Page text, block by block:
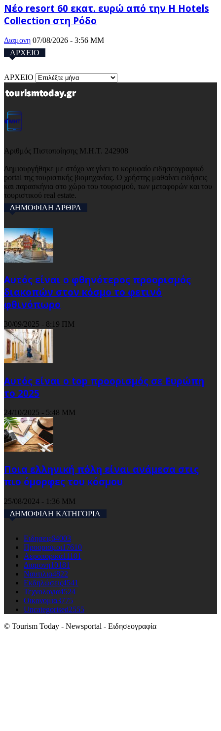
Νέο resort 60 εκατ. ευρώ από την H Hotels
Collection στη Ρόδο
Διαμονη 07/08/2026 - 3:56 ΜΜ
ΑΡΧΕΙΟ
ΑΡΧΕΙΟ
Αριθμός Πιστοποίησης Μ.Η.Τ. 242908
Δημιουργήθηκε με στόχο να γίνει το κορυφαίο ειδησεογραφικό
portal της τουριστικής βιομηχανίας. Ο χρήστης μαθαίνει ειδήσεις
και παρασκήνια στο χώρο του τουρισμού, των μεταφορών και του
τουριστικού real estate.
ΔΗΜΟΦΙΛΗ ΑΡΘΡΑ
Αυτός είναι ο φθηνότερος προορισμός
διακοπών στον κόσμο το φετινό
φθινόπωρο
30/09/2025 - 8:19 ΠΜ
Αυτός είναι ο top προορισμός σε Ευρώπη
το 2025
24/10/2025 - 5:48 ΜΜ
Ποια ελληνική πόλη είναι ανάμεσα στις
πιο όμορφες του κόσμου
25/08/2024 - 1:36 ΜΜ
ΔΗΜΟΦΙΛΗ ΚΑΤΗΓΟΡΙΑ
Ειδησεις64003
Προορισμοι17610
Αεροπορικά11101
Διαμονη10181
Ναυτιλια4822
Εκδηλώσεις4541
Τεχνολογια4524
Οικονομια3775
Uncategorised2555
© Tourism Today - Newsportal - Ειδησεογραφία